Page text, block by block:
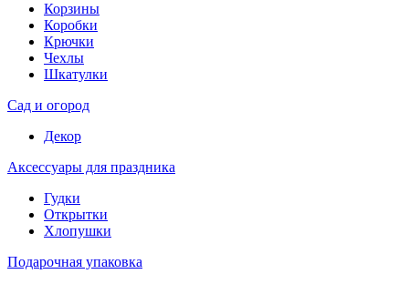
Корзины
Коробки
Крючки
Чехлы
Шкатулки
Сад и огород
Декор
Аксессуары для праздника
Гудки
Открытки
Хлопушки
Подарочная упаковка